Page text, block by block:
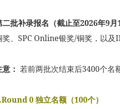
二批补录报名（截止至2026年9
奖、SPC Online银奖/铜奖，以及
： 若前两批次结束后3400个名
0 独立名额（100个）